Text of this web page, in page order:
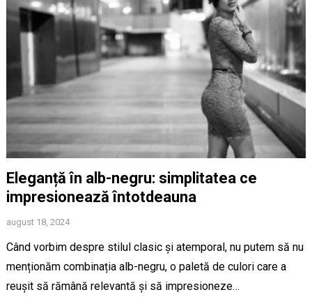
Eleganță în alb-negru: simplitatea ce
impresionează întotdeauna
august 18, 2024
Când vorbim despre stilul clasic și atemporal, nu putem să nu
menționăm combinația alb-negru, o paletă de culori care a
reușit să rămână relevantă și să impresioneze…